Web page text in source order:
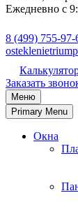
Ежедневно с
8 (499) 755-97-
Заказать
Меню
Primary Menu
Окна